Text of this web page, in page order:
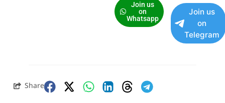
Join us
on
Whatsapp
Join us
on
Telegram
Share